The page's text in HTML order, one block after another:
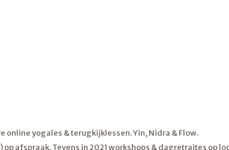
online yogales & terugkijklessen. Yin, Nidra & Flow.
afspraak. Tevens in 2021 workshops & dagretraites op